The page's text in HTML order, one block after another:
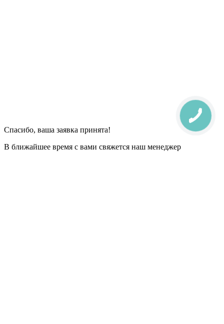
Спасибо, ваша заявка принята!
В ближайшее время с вами свяжется наш менеджер